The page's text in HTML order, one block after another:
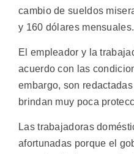
cambio de sueldos
y 160 dólares mensuales.
El empleador y la
acuerdo con las
embargo, son
brindan muy poca
Las trabajadoras
afortunadas porque el